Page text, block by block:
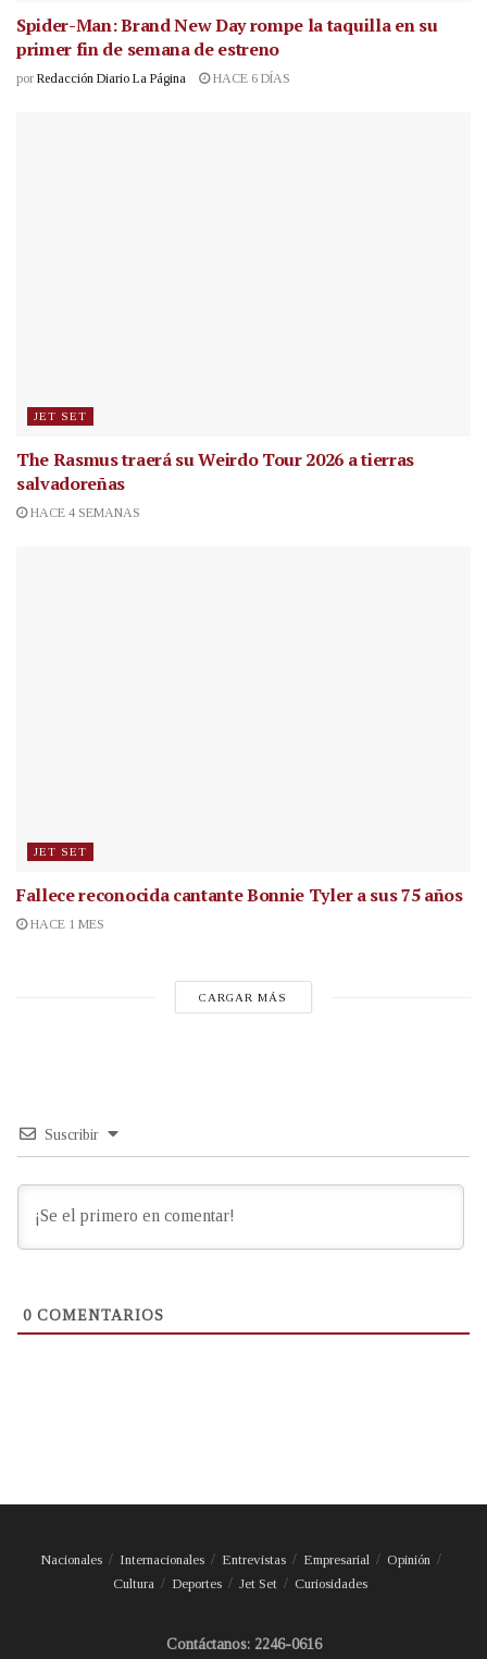
Spider-Man: Brand New Day rompe la taquilla en su
primer fin de semana de estreno
por Redacción Diario La Página HACE 6 DÍAS
JET SET
The Rasmus traerá su Weirdo Tour 2026 a tierras
salvadoreñas
HACE 4 SEMANAS
JET SET
Fallece reconocida cantanteBonnie Tyler a sus 75 años
HACE 1 MES
CARGAR MÁS
Suscribir
0 COMENTARIOS
Nacionales Internacionales Entrevistas Empresarial
Opinión
Cultura
Deportes Jet Set Curiosidades
Contáctanos: 2246-0616